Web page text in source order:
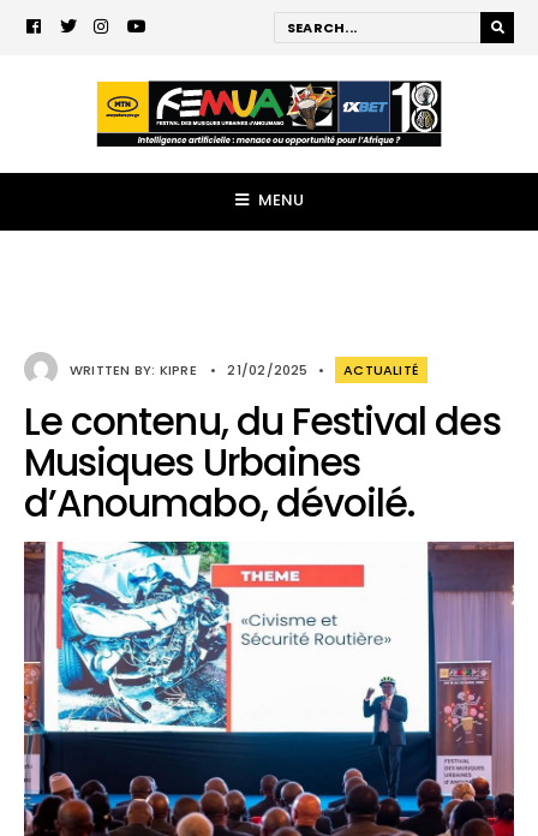
MENU
WRITTEN BY: KIPRE • 21/02/2025 • ACTUALITÉ
Le contenu, du Festival des
Musiques Urbaines
d’Anoumabo, dévoilé.